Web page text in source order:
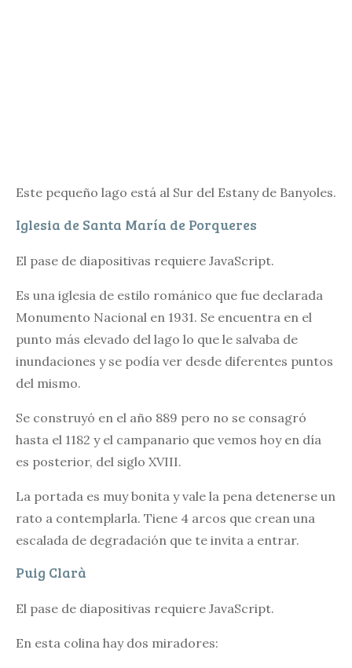
Este pequeño lago está al Sur del Estany de Banyoles.
Iglesia de Santa María de Porqueres
El pase de diapositivas requiere JavaScript.
Es una iglesia de estilo románico que fue declarada
Monumento Nacional en 1931. Se encuentra en el
punto más elevado del lago lo que le salvaba de
inundaciones y se podía ver desde diferentes puntos
del mismo.
Se construyó en el año 889 pero no se consagró
hasta el 1182 y el campanario que vemos hoy en día
es posterior, del siglo XVIII.
La portada es muy bonita y vale la pena detenerse un
rato a contemplarla. Tiene 4 arcos que crean una
escalada de degradación que te invita a entrar.
Puig Clarà
El pase de diapositivas requiere JavaScript.
En esta colina hay dos miradores: